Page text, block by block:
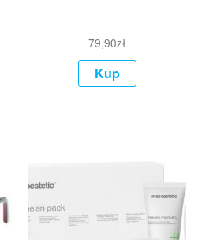
79,90zł
Kup